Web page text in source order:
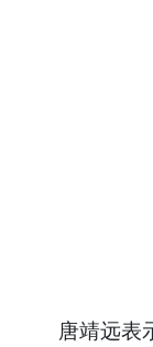
唐靖远表示